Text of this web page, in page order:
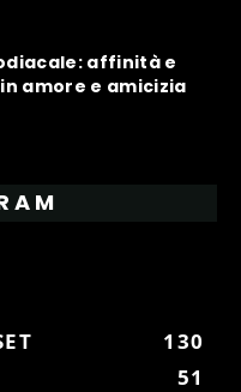
affinità e
amore e amicizia
130
51